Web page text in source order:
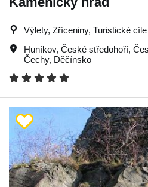
Výlety, Zříceniny, Turistické cíle
Huníkov, České středohoří,
Čechy, Děčínsko